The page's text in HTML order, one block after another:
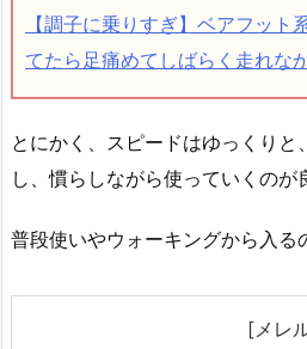
【調子に乗りすぎ】ベアフット
てたら足痛めてしばらく走れな
とにかく、スピードはゆっくりと
し、慣らしながら使っていくのが
普段使いやウォーキングから入る
[メレ